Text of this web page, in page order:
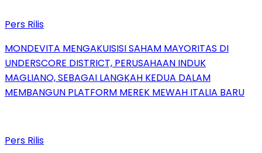
Pers Rilis
MONDEVITA MENGAKUISISI SAHAM MAYORITAS DI
UNDERSCORE DISTRICT, PERUSAHAAN INDUK
MAGLIANO, SEBAGAI LANGKAH KEDUA DALAM
MEMBANGUN PLATFORM MEREK MEWAH ITALIA BARU
Pers Rilis